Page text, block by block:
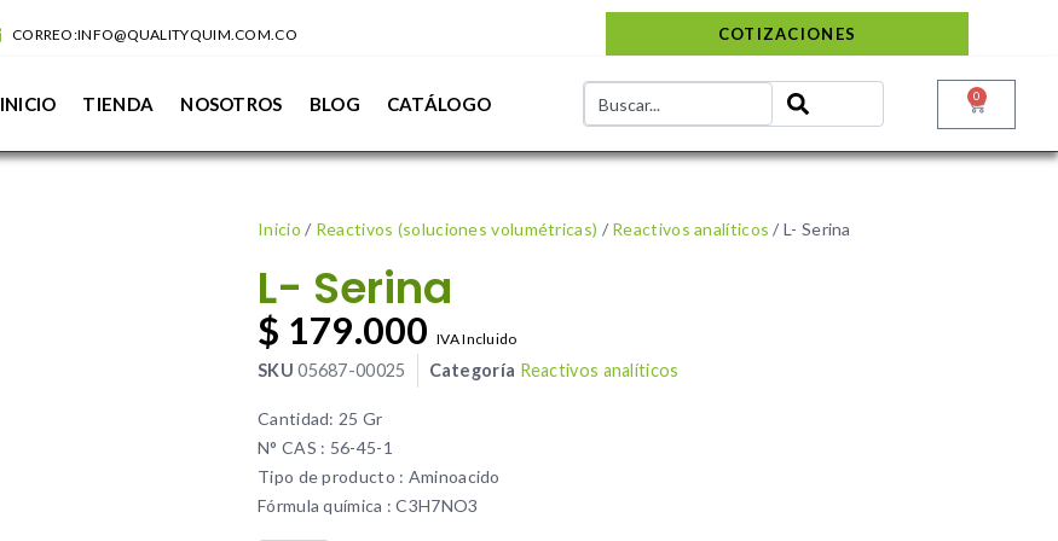
CORREO:INFO@QUALITYQUIM.COM.CO COTIZACIONES
INICIO TIENDA NOSOTROS BLOG CATÁLOGO 0
Inicio / Reactivos (soluciones volumétricas) / Reactivos analíticos / L- Serina
L- Serina
$ 179.000 IVA Incluido
SKU05687-00025 Categoría Reactivos analíticos
Cantidad: 25 Gr
N° CAS : 56-45-1
Tipo de producto : Aminoacido
Fórmula química : C3H7NO3